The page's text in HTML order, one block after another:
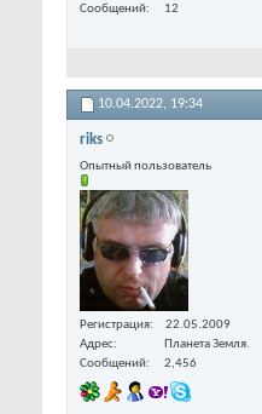
Сообщений
12
10.04.2022, 19:34
riks
Опытный пользователь
Регистрация
22.05.2009
Адрес
Планета Земля.
Сообщений
2,456